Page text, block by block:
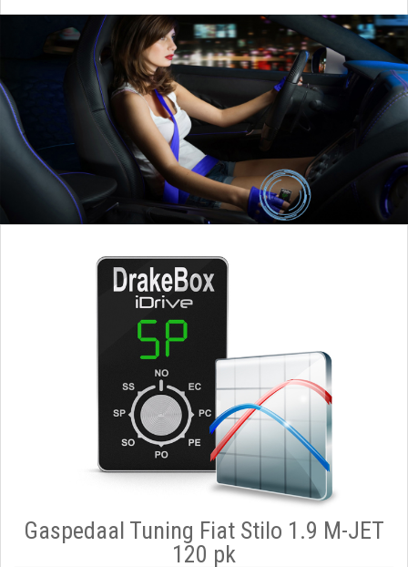
Gaspedaal Tuning Fiat Stilo 1.9 M-JET
120 pk